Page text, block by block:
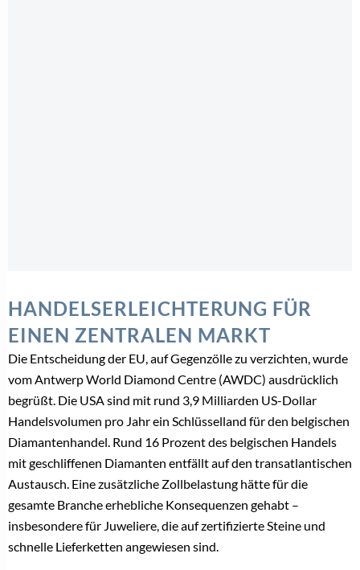
HANDELSERLEICHTERUNG FÜR
EINEN ZENTRALEN MARKT
Die Entscheidung der EU, auf Gegenzölle zu verzichten, wurde
vom Antwerp World Diamond Centre (AWDC) ausdrücklich
begrüßt. Die USA sind mit rund 3,9 Milliarden US-Dollar
Handelsvolumen pro Jahr ein Schlüsselland für den belgischen
Diamantenhandel. Rund 16 Prozent des belgischen Handels
mit geschliffenen Diamanten entfällt auf den transatlantischen
Austausch. Eine zusätzliche Zollbelastung hätte für die
gesamte Branche erhebliche Konsequenzen gehabt –
insbesondere für Juweliere, die auf zertifizierte Steine und
schnelle Lieferketten angewiesen sind.